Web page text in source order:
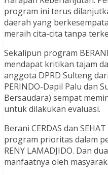
program ini terus
daerah yang
meraih cita-cita tanpa
Sekalipun program
mendapat kritikan tajam
anggota DPRD Sulteng
PERINDO-Dapil Palu dan
Bersaudara) sempat
untuk dilakukan evaluasi.
Berani CERDAS dan
program prioritas dalam
RENY LAMADJIDO. Dan
manfaatnya oleh